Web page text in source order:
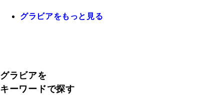
グラビアをもっと見る
グラビアを
キーワードで探す